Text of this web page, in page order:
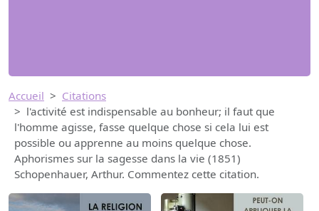
Accueil
Citations
l'activité est indispensable au bonheur; il faut que
l'homme agisse, fasse quelque chose si cela lui est
possible ou apprenne au moins quelque chose.
Aphorismes sur la sagesse dans la vie (1851)
Schopenhauer, Arthur. Commentez cette citation.